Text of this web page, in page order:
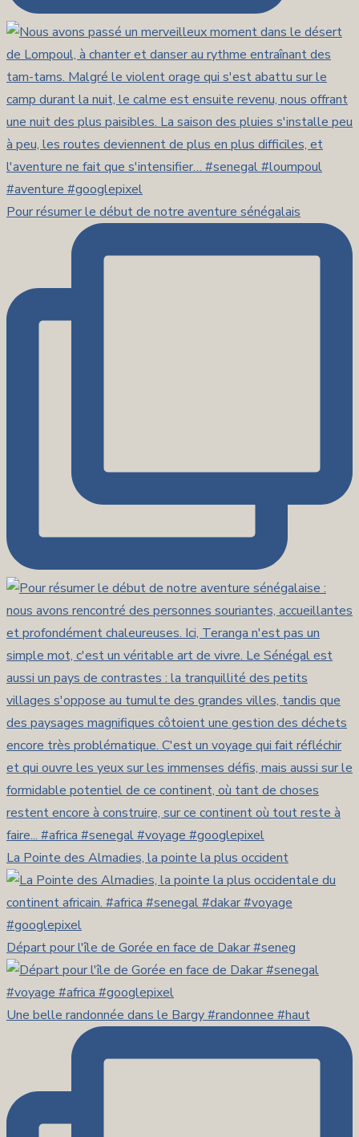
Pour résumer le début de notre aventure sénégalais
La Pointe des Almadies, la pointe la plus occident
Départ pour l'île de Gorée en face de Dakar #seneg
Une belle randonnée dans le Bargy #randonnee #haut